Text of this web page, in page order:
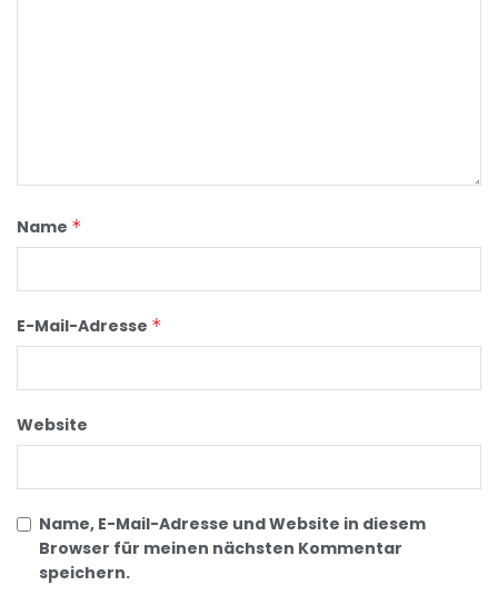
Name *
E-Mail-Adresse *
Website
Name, E-Mail-Adresse und Website in diesem
Browser für meinen nächsten Kommentar
speichern.